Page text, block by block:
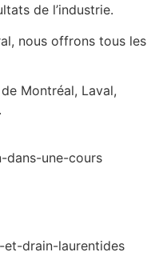
de l’industrie.
nous offrons tous les
Montréal, Laval,